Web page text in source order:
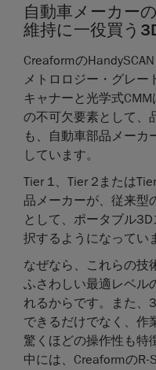
自動車メーカー
維持に一役買う
Creaformの
メトロロジー・グレー
キャナーと光学式
の不可欠要素として、
も、自動車部品メーカ
しています。
Tier 1、Tier 2または
品メーカーが、従来型
として、ポータブル
択するようになってい
なぜなら、これらの技
ふさわしい最適レベル
れるからです。また、
できるだけでなく、作
驚くほどの操作性も特
中には、CreaformのR-